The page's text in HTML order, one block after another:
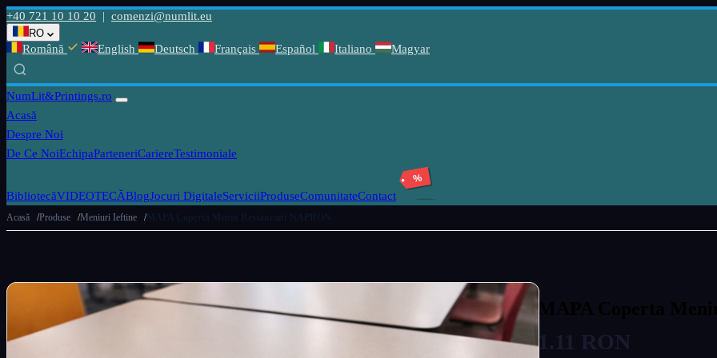
+40 721 10 10 20 | comenzi@numlit.eu
RO
Română English Deutsch Français Español Italiano Magyar
NumLit&Printings.ro
Acasă
Despre Noi
De Ce NoiEchipaParteneriCariereTestimoniale
BibliotecăVIDEOTECĂBlogJocuri DigitaleServiciiProduseComunitateContact
%
Acasă Produse Meniuri Ieftine MAPA Coperta Meniu Restaurant NAPRON
MAPA Coperta
1.11 RON